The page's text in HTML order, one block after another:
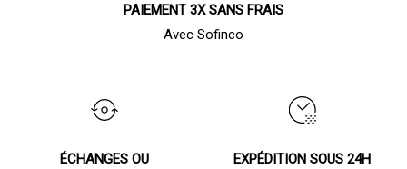
PAIEMENT 3X SANS FRAIS
Avec Sofinco
ÉCHANGES OU
EXPÉDITION SOUS 24H